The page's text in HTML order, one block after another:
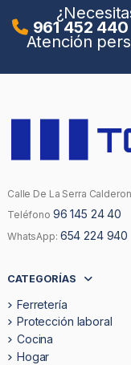
961 452 440
Atención
Calle De La Serra
Teléfono 96 145 24 40
WhatsApp: 654 224 940
CATEGORÍAS
Ferretería
Protección laboral
Cocina
Hogar